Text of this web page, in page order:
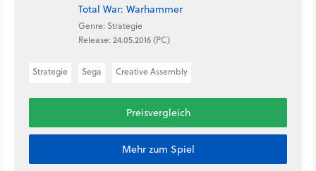
Total War: Warhammer
Genre: Strategie
Release: 24.05.2016 (PC)
Strategie Sega Creative Assembly
Preisvergleich
Mehr zum Spiel